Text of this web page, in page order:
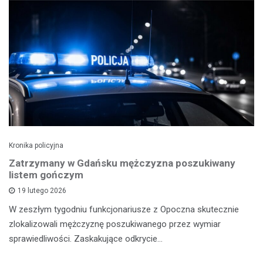
Kronika policyjna
Zatrzymany w Gdańsku mężczyzna poszukiwany
listem gończym
19 lutego 2026
W zeszłym tygodniu funkcjonariusze z Opoczna skutecznie
zlokalizowali mężczyznę poszukiwanego przez wymiar
sprawiedliwości. Zaskakujące odkrycie…